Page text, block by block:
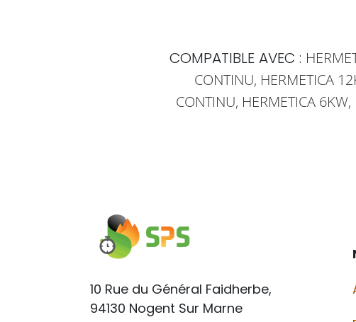
COMPATIBLE AVEC :
CONTINU, HERMETICA
CONTINU, HERMETICA 6KW,
10 Rue du Général Faidherbe,
94130 Nogent Sur Marne